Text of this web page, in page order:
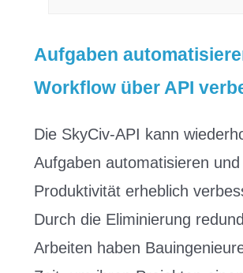
Aufgaben
Workflow über API
Die SkyCiv-API kann
Aufgaben automatisieren und
Produktivität erheblich
Durch die Eliminierung
Arbeiten haben